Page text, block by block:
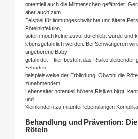
potentiell auch die Mitmenschen gefährdet.
aber auch zum
Beispiel für immungeschwächte und ältere
Rötelninfektion,
sofern noch keine zuvor durchlebt wurde und
lebensgefährlich werden. Bei Schwangeren
ungeborene Baby
gefährdet – hier besteht das Risiko bleibender
Schäden,
beispielsweise der Erblindung. Obwohl die
zunehmendem
Lebensalter potentiell höhere Risiken birgt,
und
Kleinkindern zu mitunter lebenslangen
Behandlung und Prävention:
Röteln